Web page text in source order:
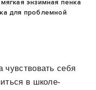
энзимная пенка
для проблемной
чувствовать себя
в школе-